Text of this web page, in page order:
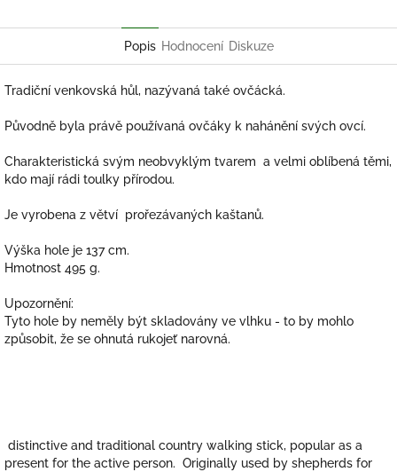
Popis Hodnocení Diskuze
Tradiční venkovská hůl, nazývaná také ovčácká.
Původně byla právě používaná ovčáky k nahánění svých ovcí.
Charakteristická svým neobvyklým tvarem a velmi oblíbená těmi,
kdo mají rádi toulky přírodou.
Je vyrobena z větví prořezávaných kaštanů.
Výška hole je 137 cm.
Hmotnost 495 g.
Upozornění:
Tyto hole by neměly být skladovány ve vlhku - to by mohlo
způsobit, že se ohnutá rukojeť narovná.
distinctive and traditional country walking stick, popular as a
present for the active person. Originally used by shepherds for